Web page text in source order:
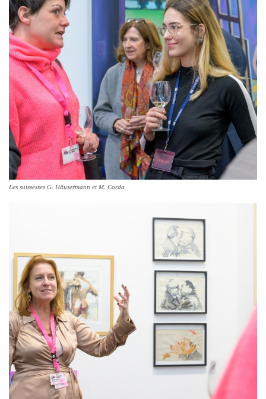
Les suissesses G. Häusermann et M. Corda